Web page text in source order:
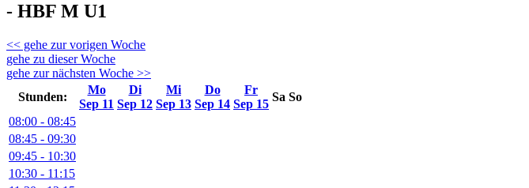
- HBF M U1
<< gehe zur vorigen Woche
gehe zu dieser Woche
gehe zur nächsten Woche >>
Stunden:
Mo
Sep 11
Di
Sep 12
Mi
Sep 13
Do
Sep 14
Fr
Sep 15
Sa So
08:00 - 08:45
08:45 - 09:30
09:45 - 10:30
10:30 - 11:15